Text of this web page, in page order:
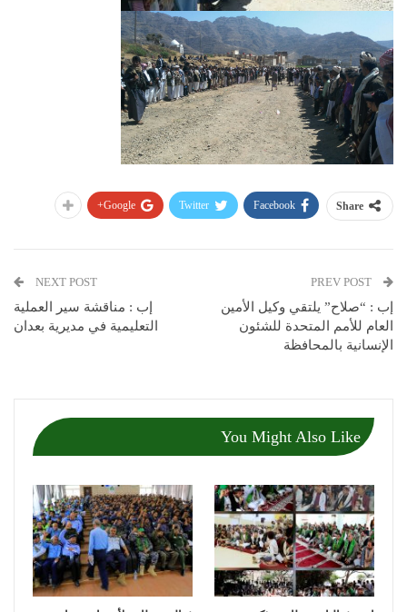
Share
Facebook
Twitter
Google+
إب : “صلاح” يلتقي وكيل الأمين
العام للأمم المتحدة للشئون
الإنسانية بالمحافظة
NEXT POST
إب : مناقشة سير العملية
التعليمية في مديرية بعدان
You Might Also Like